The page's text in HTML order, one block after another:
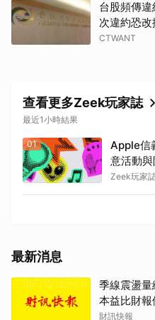
台股頻傳
次違約恐改
CTWANT
查看更多Zeek玩家誌
最近1小時結果
01
Apple信
意活動
Zeek玩家
最新消息
季線震盪
本益比財報
財訊快報